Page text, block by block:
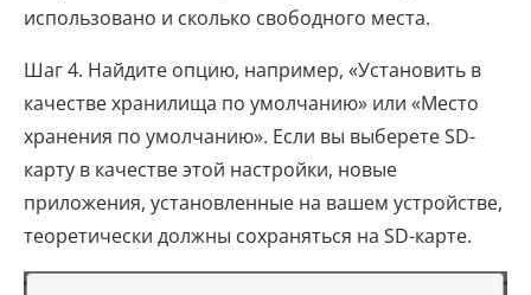
использовано и сколько свободного места.
Шаг 4. Найдите опцию, например, «Установить в
качестве хранилища по умолчанию» или «Место
хранения по умолчанию». Если вы выберете SD-
карту в качестве этой настройки, новые
приложения, установленные на вашем устройстве,
теоретически должны сохраняться на SD-карте.